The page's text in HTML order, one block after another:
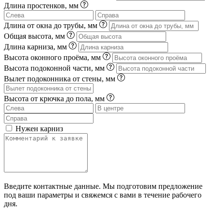
Длина простенков, мм
Длина от окна до трубы, мм
Общая высота, мм
Длина карниза, мм
Высота оконного проёма, мм
Высота подоконной части, мм
Вылет подоконника от стены, мм
Высота от крючка до пола, мм
Нужен карниз
Введите контактные данные. Мы подготовим предложение
под ваши параметры и свяжемся с вами в течение рабочего
дня.